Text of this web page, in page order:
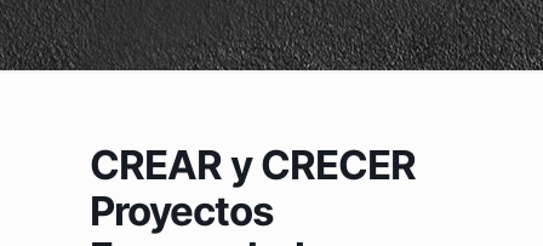
CREAR y CRECER
Proyectos